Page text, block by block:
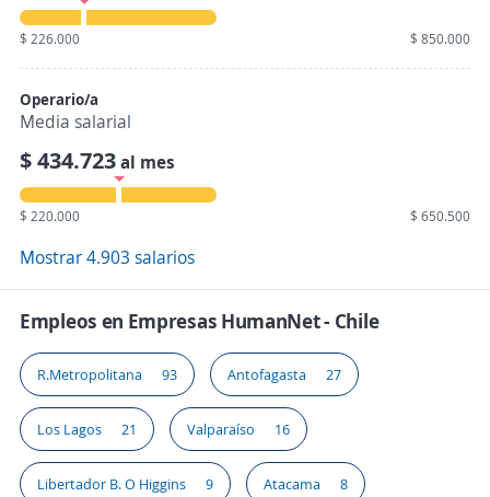
$ 226.000 $ 850.000
Operario/a
Media salarial
$ 434.723al mes
$ 220.000 $ 650.500
Mostrar 4.903 salarios
Empleos en Empresas HumanNet - Chile
R.Metropolitana 93 Antofagasta 27
Los Lagos 21 Valparaíso 16
Libertador B. O Higgins 9 Atacama 8